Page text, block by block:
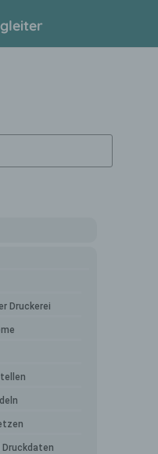
Druckerei
Druckdaten